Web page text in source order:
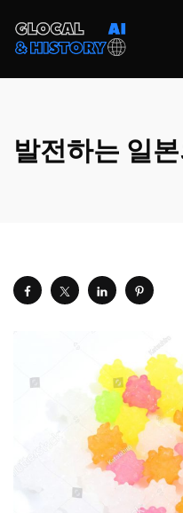
발전하는 일